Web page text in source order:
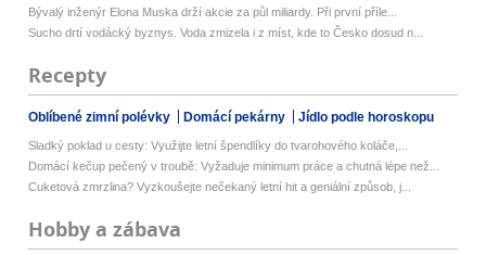
Bývalý inženýr Elona Muska drží akcie za půl miliardy. Při první příle...
Sucho drtí vodácký byznys. Voda zmizela i z míst, kde to Česko dosud n...
Recepty
Oblíbené zimní polévky Domácí pekárny Jídlo podle horoskopu
Sladký poklad u cesty: Využijte letní špendlíky do tvarohového koláče,...
Domácí kečup pečený v troubě: Vyžaduje minimum práce a chutná lépe než...
Cuketová zmrzlina? Vyzkoušejte nečekaný letní hit a geniální způsob, j...
Hobby a zábava